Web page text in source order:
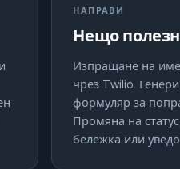
НАПРАВИ
Нещо
Изпращане на
чрез Twilio.
формуляр за
Промяна на
бележка или